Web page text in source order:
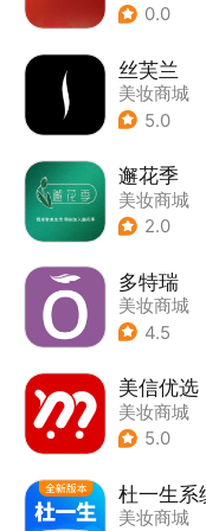
0.0
丝芙兰
美妆商城
5.0
邂花季
美妆商城
2.0
多特瑞
美妆商城
4.5
美信优选
美妆商城
5.0
杜一生系
美妆商城